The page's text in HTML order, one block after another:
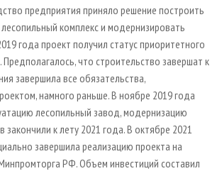
предприятия приняло решение построить
комплекс и модернизировать
года проект получил статус приоритетного
что строительство завершат к
завершила все обязательства,
намного раньше. В ноябре 2019 года
лесопильный завод, модернизацию
к лету 2021 года. В октябре 2021
завершила реализацию проекта на
РФ. Объем инвестиций составил